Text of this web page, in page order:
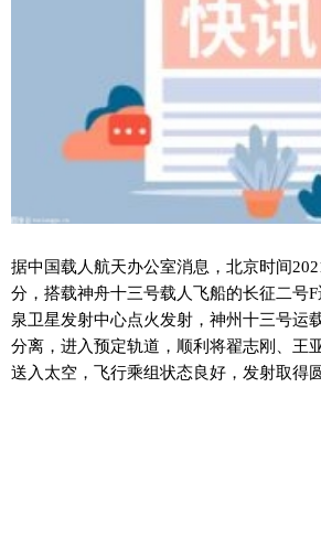
据中国载人航天办公室消息，北京时间
分，搭载神舟十三号载人飞船的长征二号
泉卫星发射中心点火发射，神州十三号运
分离，进入预定轨道，顺利将翟志刚、王
送入太空，飞行乘组状态良好，发射取得